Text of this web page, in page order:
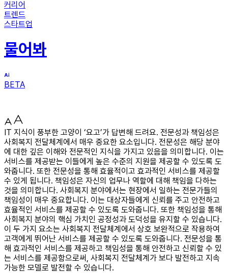
커리어
트렌드
스타트업
물어봐
BETA
IT 지식이 풍부한 고양이 ‘요고’가 답변해 드려요. 전문성과 책임성은
사회복지 전달체계에서 매우 중요한 요소입니다. 전문성은 해당 분야
에 대한 깊은 이해와 전문적인 지식을 가지고 있음을 의미합니다. 이는
서비스를 제공받는 이들에게 높은 수준의 지원을 제공할 수 있도록 도
와줍니다. 또한 전문성을 통해 효율적이고 효과적인 서비스를 제공할
수 있게 됩니다. 책임성은 자신의 업무나 역할에 대해 책임을 다하는
것을 의미합니다. 사회복지 분야에서는 현장에서 일하는 전문가들의
책임성이 매우 중요합니다. 이는 대상자들에게 신뢰를 주고 안전하고
효율적인 서비스를 제공할 수 있도록 도와줍니다. 또한 책임성을 통해
사회복지 분야의 핵심 가치인 공정성과 도덕성을 유지할 수 있습니다.
이 두 가지 요소는 사회복지 전달체계에서 상호 보완적으로 작용하여
고객에게 뛰어난 서비스를 제공할 수 있도록 도와줍니다. 전문성을 통
해 효과적인 서비스를 제공하고 책임성을 통해 안전하고 신뢰할 수 있
는 서비스를 제공함으로써, 사회복지 전달체계가 보다 발전하고 지속
가능한 모델로 발전할 수 있습니다.